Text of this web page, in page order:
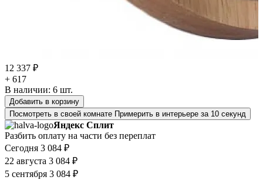
12 337 ₽
+ 617
В наличии: 6 шт.
Добавить в корзину
Посмотреть в своей комнате Примерить в интерьере за 10 секунд
Яндекс Сплит
Разбить оплату на части без переплат
Сегодня 3 084 ₽
22 августа 3 084 ₽
5 сентября 3 084 ₽